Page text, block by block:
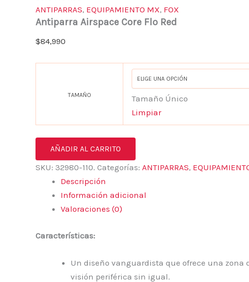
ANTIPARRAS, EQUIPAMIENTO MX, FOX
Antiparra Airspace Core Flo Red
$84,990
TAMAÑO
Tamaño Único
Limpiar
AÑADIR AL CARRITO
SKU: 32980-110. Categorías: ANTIPARRAS,
Descripción
Información adicional
Valoraciones (0)
Características:
Un diseño vanguardista que ofrece una
visión periférica sin igual.